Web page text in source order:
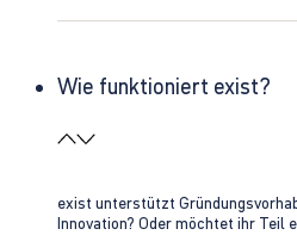
Wie funktioniert exist?
exist unterstützt
Innovation? Oder möchtet ihr